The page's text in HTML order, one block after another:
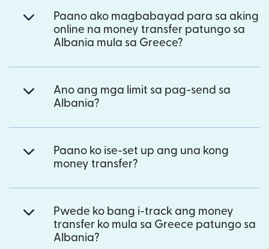
Paano ako magbabayad para sa aking
online na money transfer patungo sa
Albania mula sa Greece?
Ano ang mga limit sa pag-send sa
Albania?
Paano ko ise-set up ang una kong
money transfer?
Pwede ko bang i-track ang money
transfer ko mula sa Greece patungo sa
Albania?